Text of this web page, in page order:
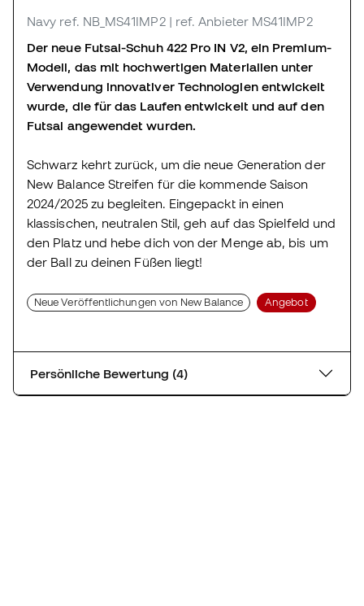
Navy ref. NB_MS41IMP2 | ref. Anbieter MS41IMP2
Der neue Futsal-Schuh 422 Pro IN V2, ein Premium-
Modell, das mit hochwertigen Materialien unter
Verwendung innovativer Technologien entwickelt
wurde, die für das Laufen entwickelt und auf den
Futsal angewendet wurden.
Schwarz kehrt zurück, um die neue Generation der
New Balance Streifen für die kommende Saison
2024/2025 zu begleiten. Eingepackt in einen
klassischen, neutralen Stil, geh auf das Spielfeld und
den Platz und hebe dich von der Menge ab, bis um
der Ball zu deinen Füßen liegt!
Neue Veröffentlichungen von New Balance Angebot
Persönliche Bewertung (4)